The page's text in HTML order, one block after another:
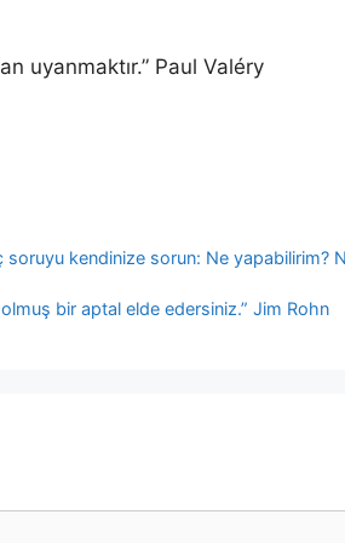
uyanmaktır.” Paul Valéry
kendinize sorun: Ne yapabilirim?
bir aptal elde edersiniz.” Jim Rohn